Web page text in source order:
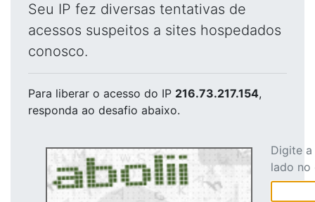
Seu IP fez diversas tentativas de
acessos suspeitos a sites hospedados
conosco.
Para liberar o acesso do IP 216.73.217.154,
responda ao desafio abaixo.
Digite
lado no